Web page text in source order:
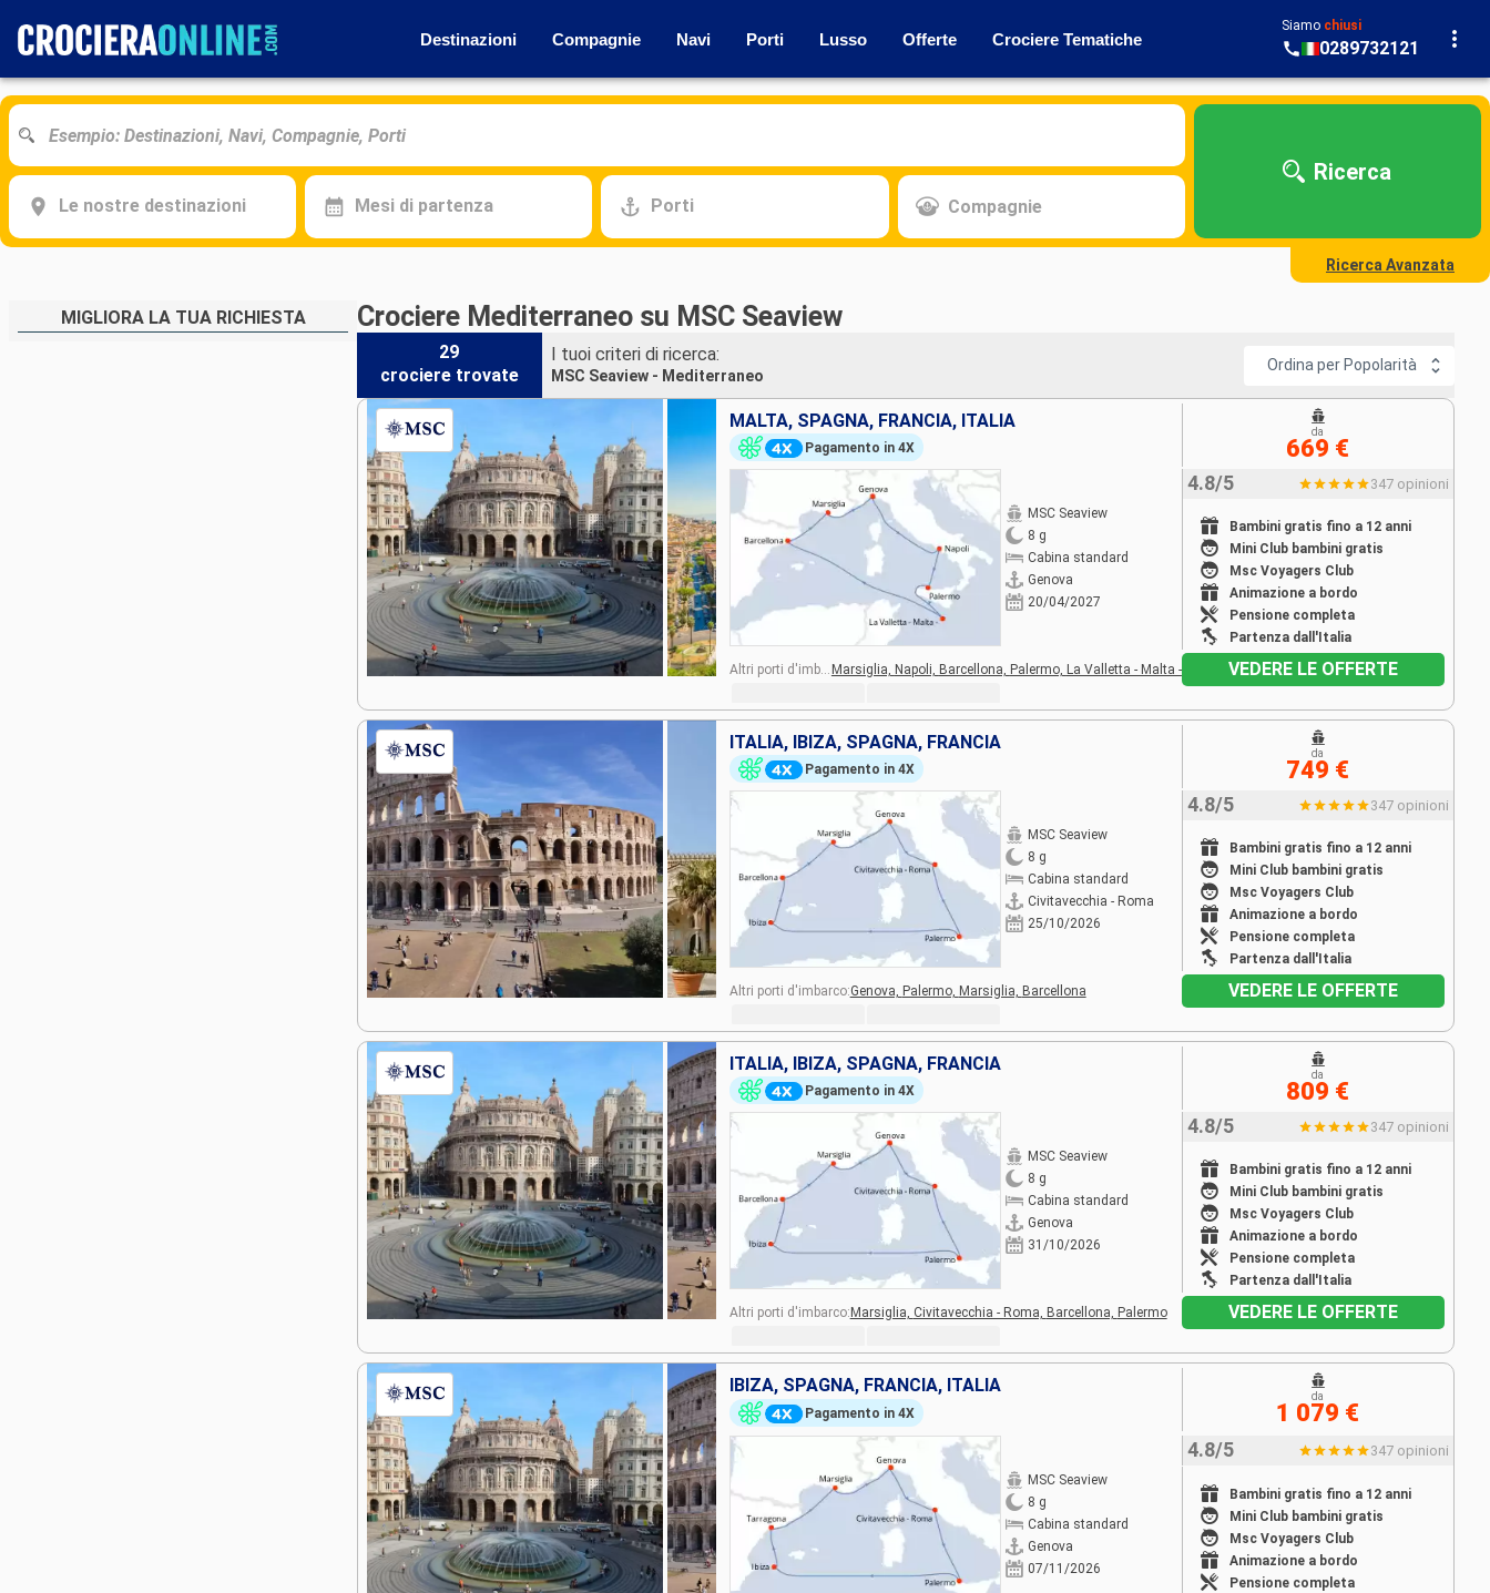
Destinazioni Compagnie Navi Porti Lusso Offerte Crociere Tematiche
Siamo chiusi
0289732121
Le nostre destinazioni Mesi di partenza Porti Compagnie
Ricerca
Ricerca Avanzata
MIGLIORA LA TUA RICHIESTA Crociere Mediterraneo su MSC Seaview
29
crociere trovate
I tuoi criteri di ricerca:
MSC Seaview - Mediterraneo
Ordina per Popolarità
MALTA, SPAGNA, FRANCIA, ITALIA
Pagamento in 4X
MSC Seaview
8 g
Cabina standard
Genova
20/04/2027
4.8/5 347 opinioni
Bambini gratis fino a 12 anni
Mini Club bambini gratis
Msc Voyagers Club
Animazione a bordo
Pensione completa
Partenza dall'Italia
da
669 €
Altri porti d'imbarco: Marsiglia, Napoli, Barcellona, Palermo, La Valletta - Malta - VEDERE LE OFFERTE
ITALIA, IBIZA, SPAGNA, FRANCIA
Pagamento in 4X
MSC Seaview
8 g
Cabina standard
Civitavecchia - Roma
25/10/2026
4.8/5 347 opinioni
Bambini gratis fino a 12 anni
Mini Club bambini gratis
Msc Voyagers Club
Animazione a bordo
Pensione completa
Partenza dall'Italia
da
749 €
Altri porti d'imbarco:Genova, Palermo, Marsiglia, Barcellona VEDERE LE OFFERTE
ITALIA, IBIZA, SPAGNA, FRANCIA
Pagamento in 4X
MSC Seaview
8 g
Cabina standard
Genova
31/10/2026
4.8/5 347 opinioni
Bambini gratis fino a 12 anni
Mini Club bambini gratis
Msc Voyagers Club
Animazione a bordo
Pensione completa
Partenza dall'Italia
da
809 €
Altri porti d'imbarco:Marsiglia, Civitavecchia - Roma, Barcellona, Palermo VEDERE LE OFFERTE
IBIZA, SPAGNA, FRANCIA, ITALIA
Pagamento in 4X
MSC Seaview
8 g
Cabina standard
Genova
07/11/2026
4.8/5 347 opinioni
Bambini gratis fino a 12 anni
Mini Club bambini gratis
Msc Voyagers Club
Animazione a bordo
Pensione completa
da
1 079 €